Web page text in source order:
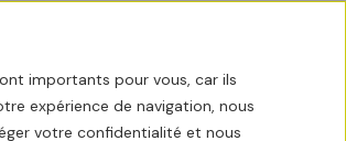
importants pour vous, car ils
expérience de navigation, nous
votre confidentialité et nous